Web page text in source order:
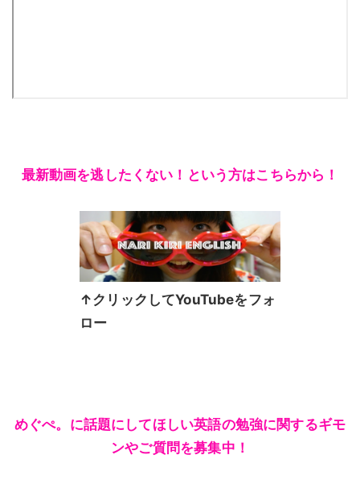
最新動画を逃したくない！という方はこちらから！
↑クリックしてYouTubeをフォ
ロー
めぐぺ。に話題にしてほしい英語の勉強に関するギモ
ンやご質問を募集中！